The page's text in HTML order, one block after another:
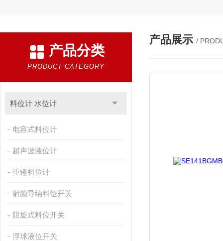
产品分类
PRODUCT CATEGORY
料位计 水位计
电容式料位计
超声波液位计
重锤料位计
射频导纳料位开关
阻旋式料位开关
浮球液位开关
产品展示 /